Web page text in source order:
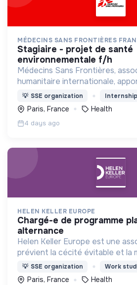
MÉDECINS SANS FRONTIÈRES
stagiaire - projet de santé
environnementale f/h
Médecins Sans Frontières,
humanitaire internationale,
médicale à des populations dont
menacée.
💡 SSE organization Internship
Paris, France Health
4 days ago
HELEN KELLER EUROPE
chargé-e de programme planvue en
alternance
Helen Keller Europe est une
prévient la cécité évitable et la malnutrition (1ère
cause de cécité chez les
ans) en Afrique, en Asie et en
💡 SSE organization Work
Paris, France Health